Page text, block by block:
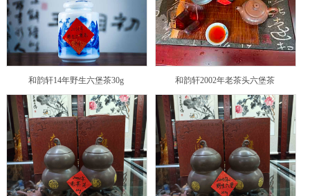
和韵轩14年野生六堡茶30g 和韵轩2002年老茶头六堡茶